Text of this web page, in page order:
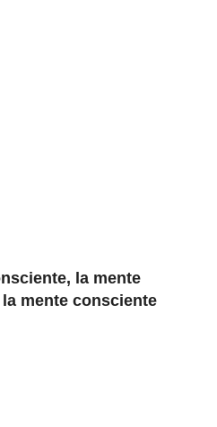
la mente
mente consciente